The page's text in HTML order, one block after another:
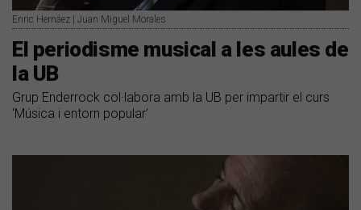
Enric Hernáez | Juan Miguel Morales
El periodisme musical a les aules de
la UB
Grup Enderrock col·labora amb la UB per impartir el curs
‘Música i entorn popular’